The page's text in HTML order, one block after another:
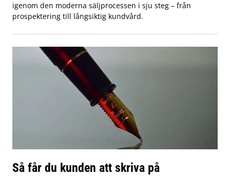
igenom den moderna säljprocessen i sju steg – från
prospektering till långsiktig kundvård.
Så får du kunden att skriva på